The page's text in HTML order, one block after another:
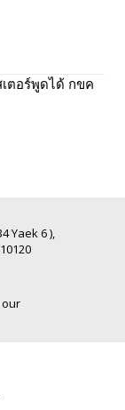
ตอร์พูดได้ กขค
Yaek 6 ),
our